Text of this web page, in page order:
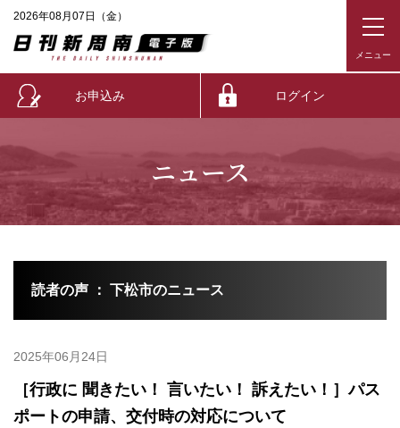
2026年08月07日（金）
お申込み ログイン
ニュース
読者の声 ： 下松市のニュース
2025年06月24日
［行政に 聞きたい！ 言いたい！ 訴えたい！］パス
ポートの申請、交付時の対応について